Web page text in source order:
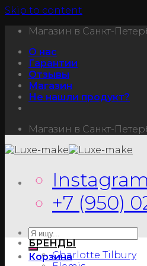
Skip to content
Магазин в Санкт-
О нас
Гарантии
Отзывы
Магазин
Не нашли продукт?
Магазин в Санкт-
+7 (950)
Корзина
БРЕНДЫ
Charlotte Tilbury